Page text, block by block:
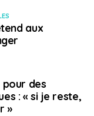
aux
pour des
: « si je reste,
»